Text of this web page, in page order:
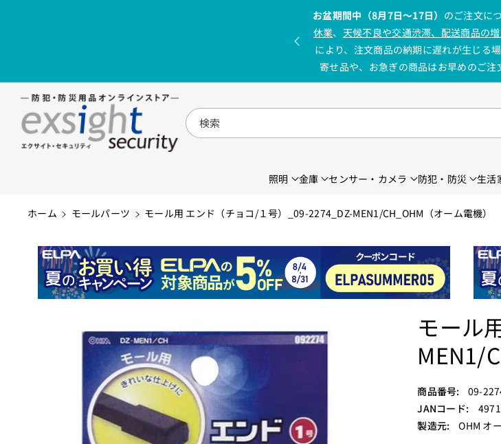
お盆期間中（8月7日〜17日） のご注文に
休業、 天候不良や交通渋滞、配送商品の
により、注文商品の納期に遅れが生じる
寄せ品や、お急ぎの商品はお早めのご注
検索
照明 金庫 センサー・カメラ 防犯・防災 生活
ホーム モールパーツ モール用 エンド（チョコ/１号）_09-2274_DZ-MEN1/CH_OHM（オーム電機）
モール
MEN1/
商品番号:
S
K
U
09-
JANコード:
製造元:
OHM オ